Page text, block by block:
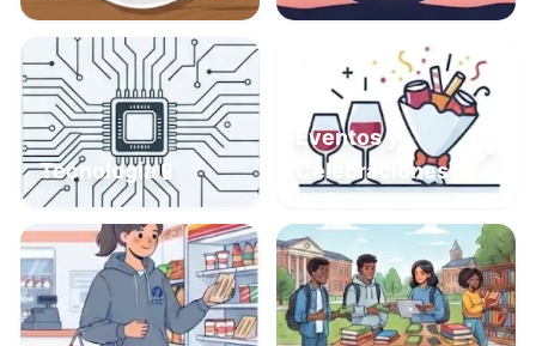
Tecnología📱
Eventos y
Celebraciones